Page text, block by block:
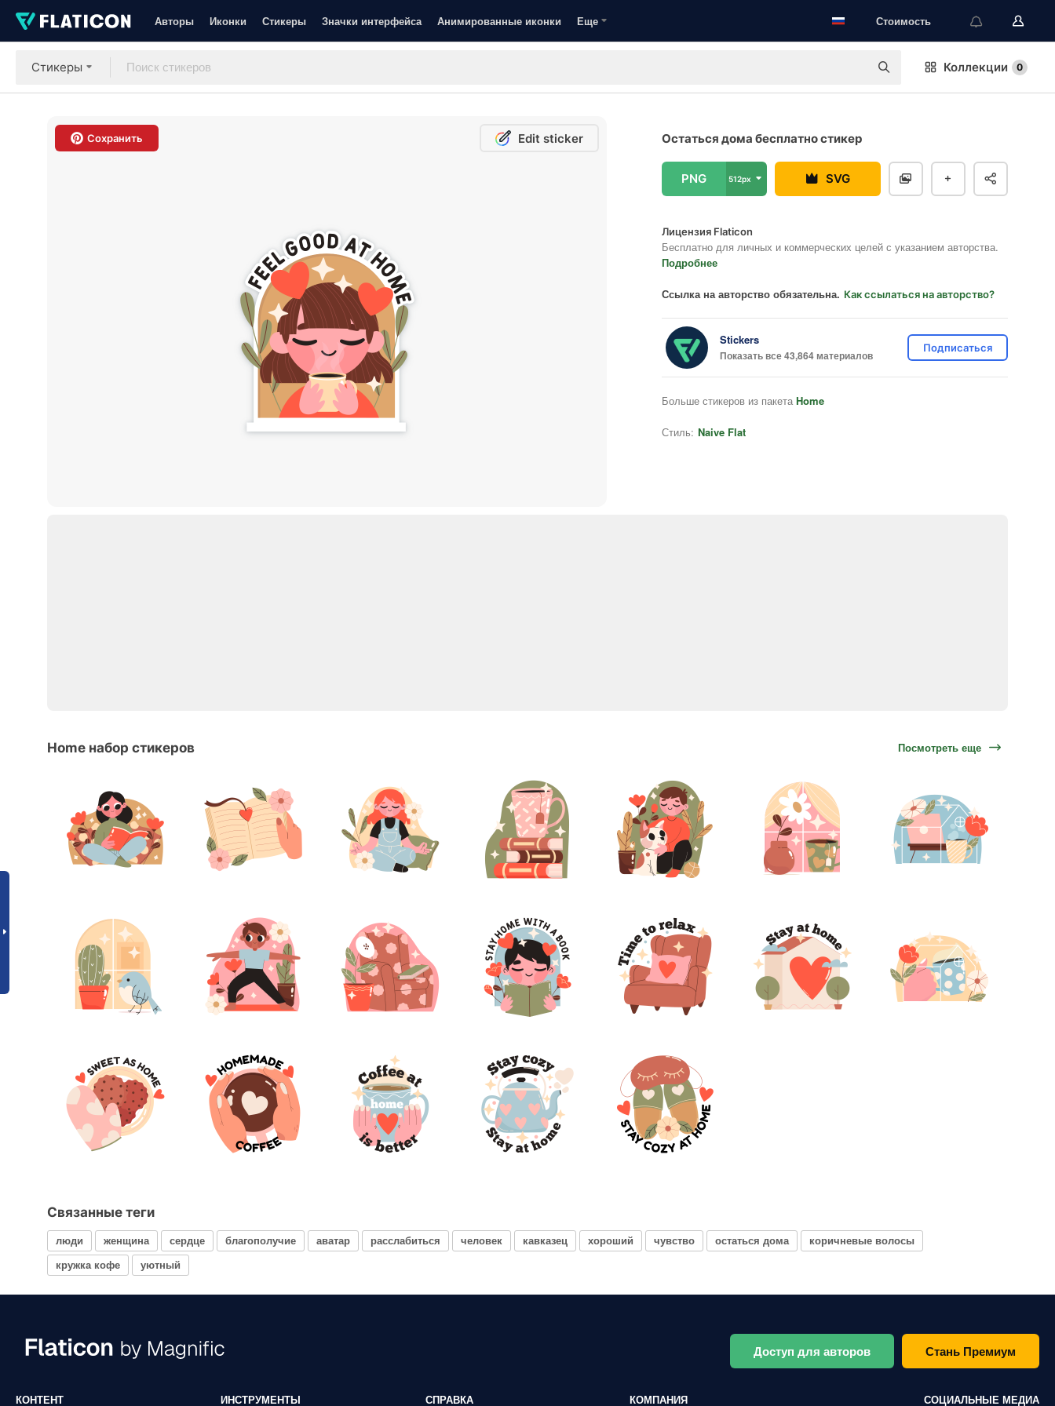
Авторы Иконки Стикеры Значки интерфейса Анимированные иконки Еще Стоимость
Стикеры Коллекции 0
Сохранить Edit sticker Остаться дома бесплатно стикер
PNG 512px SVG
Лицензия Flaticon
Бесплатно для личных и коммерческих целей с указанием авторства.
Подробнее
Ссылка на авторство обязательна. Как ссылаться на авторство?
Stickers
Показать все 43,864 материалов
Подписаться
Больше стикеров из пакета Home
Стиль: Naive Flat
Home набор стикеров Посмотреть еще
Связанные теги
люди женщина сердце благополучие аватар расслабиться человек кавказец хороший чувство остаться дома
коричневые волосы
кружка кофе
уютный
Доступ для авторов Стань Премиум
КОНТЕНТ ИНСТРУМЕНТЫ СПРАВКА КОМПАНИЯ СОЦИАЛЬНЫЕ МЕДИА